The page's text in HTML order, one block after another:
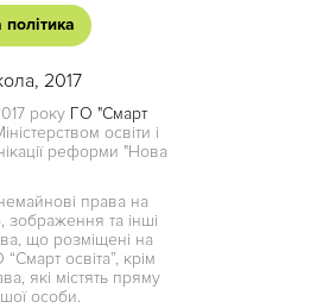
2017
року ГО "Смарт
освіти і
реформи "Нова
права на
зображення та інші
що розміщені на
освіта”, крім
які містять пряму
особи.